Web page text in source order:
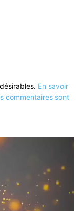
En savoir
commentaires sont